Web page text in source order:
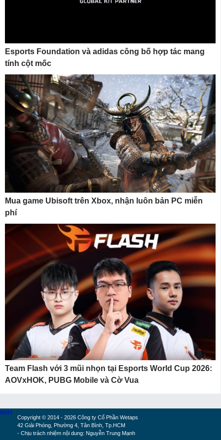
Esports Foundation và adidas công bố hợp tác mang
tính cột mốc
Mua game Ubisoft trên Xbox, nhận luôn bản PC miễn
phí
Team Flash với 3 mũi nhọn tại Esports World Cup 2026:
AOVxHOK, PUBG Mobile và Cờ Vua
Copyright © 2014 - 2026 Công ty Cổ Phần Wetaps
42 Giải Phóng, Phường 4, Tân Bình, Tp.HCM
- Chịu trách nhiệm nội dung: Nguyễn Trung Mạnh
MXH